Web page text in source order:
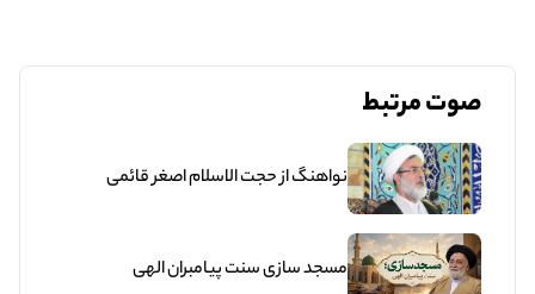
صوت مرتبط
نواهنگ از حجت الاسلام اصغر قائمی
مسجد سازی سنت پیامبران الهی